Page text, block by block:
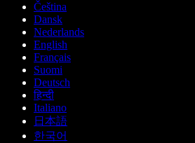
Čeština
Dansk
Nederlands
English
Français
Suomi
Deutsch
हिन्दी
Italiano
日本語
한국어